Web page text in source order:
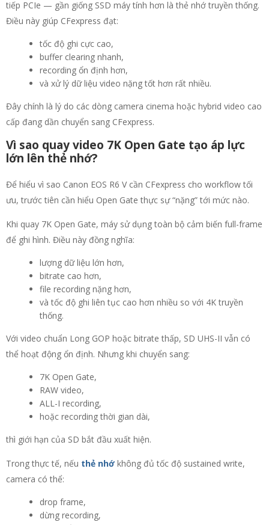
tiếp PCIe — gần giống SSD máy tính hơn là thẻ nhớ truyền thống.
Điều này giúp CFexpress đạt:
tốc độ ghi cực cao,
buffer clearing nhanh,
recording ổn định hơn,
và xử lý dữ liệu video nặng tốt hơn rất nhiều.
Đây chính là lý do các dòng camera cinema hoặc hybrid video cao
cấp đang dần chuyển sang CFexpress.
Vì sao quay video 7K Open Gate tạo áp lực
lớn lên thẻ nhớ?
Để hiểu vì sao Canon EOS R6 V cần CFexpress cho workflow tối
ưu, trước tiên cần hiểu Open Gate thực sự “nặng” tới mức nào.
Khi quay 7K Open Gate, máy sử dụng toàn bộ cảm biến full-frame
để ghi hình. Điều này đồng nghĩa:
lượng dữ liệu lớn hơn,
bitrate cao hơn,
file recording nặng hơn,
và tốc độ ghi liên tục cao hơn nhiều so với 4K truyền
thống.
Với video chuẩn Long GOP hoặc bitrate thấp, SD UHS-II vẫn có
thể hoạt động ổn định. Nhưng khi chuyển sang:
7K Open Gate,
RAW video,
ALL-I recording,
hoặc recording thời gian dài,
thì giới hạn của SD bắt đầu xuất hiện.
Trong thực tế, nếu thẻ nhớ không đủ tốc độ sustained write,
camera có thể:
drop frame,
dừng recording,